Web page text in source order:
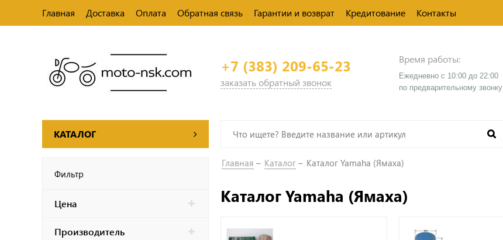
Главная Доставка Оплата Обратная связь Гарантии и возврат Кредитование Контакты
+7 (383) 209-65-23
заказать обратный звонок
Время работы:
Ежедневно с 10:00 до 22:00
​по предварительному звонку
КАТАЛОГ
Фильтр
Цена
Производитель
Главная Каталог Каталог Yamaha (Ямаха)
Каталог Yamaha (Ямаха)